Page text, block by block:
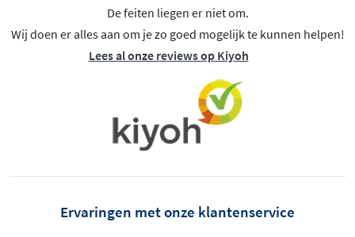
De feiten liegen er niet om.
Wij doen er alles aan om je zo goed mogelijk te kunnen helpen!
Lees al onze reviews op Kiyoh
Ervaringen met onze klantenservice